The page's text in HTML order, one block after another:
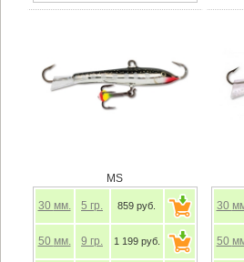
MS
30 мм. 5 гр. 859 руб.
50 мм. 9 гр. 1 199 руб.
30
50